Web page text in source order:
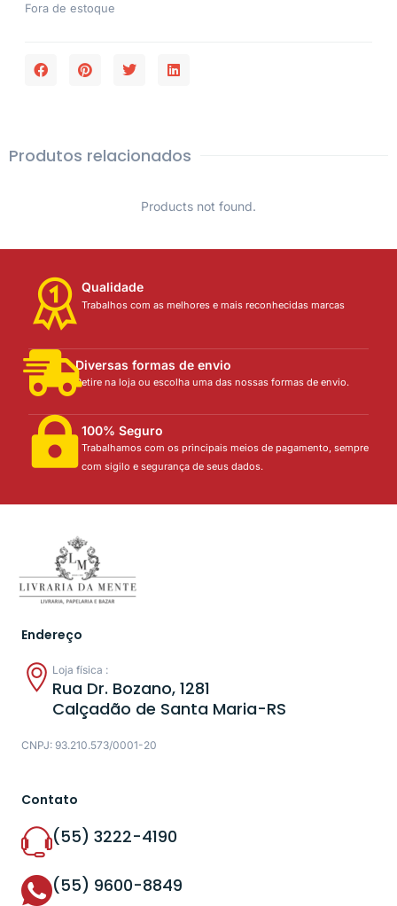
Fora de estoque
Produtos relacionados
Products not found.
Qualidade
Trabalhos com as melhores e mais reconhecidas marcas
Diversas formas de envio
Retire na loja ou escolha uma das nossas formas de envio.
100% Seguro
Trabalhamos com os principais meios de pagamento, sempre
com sigilo e segurança de seus dados.
Endereço
Loja física :
Rua Dr. Bozano, 1281
Calçadão de Santa Maria-RS
CNPJ: 93.210.573/0001-20
Contato
(55) 3222-4190
(55) 9600-8849